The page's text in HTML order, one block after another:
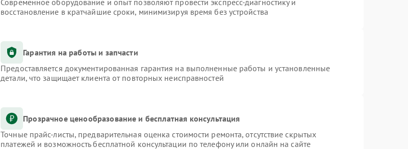
Современное оборудование и опыт позволяют провести экспресс-диагностику и
восстановление в кратчайшие сроки, минимизируя время без устройства
Гарантия на работы и запчасти
Предоставляется документированная гарантия на выполненные работы и установленные
детали, что защищает клиента от повторных неисправностей
Прозрачное ценообразование и бесплатная консультация
Точные прайс-листы, предварительная оценка стоимости ремонта, отсутствие скрытых
платежей и возможность бесплатной консультации по телефону или онлайн на сайте